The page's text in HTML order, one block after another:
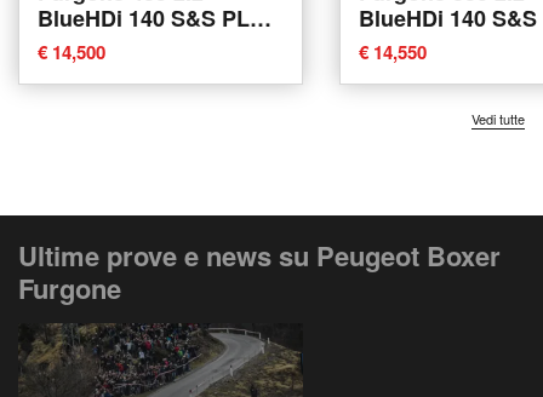
BlueHDi 140 S&S PLM-
SL-TA Furgone
Premium del 2019
usata a Castegnato
€ 14,500
BlueHDi 140 S&S
TN Furgone del
usata a Boves
€ 14,550
Vedi tutte
Ultime prove e news su Peugeot Boxer
Furgone